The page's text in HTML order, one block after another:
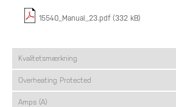
15540_Manual_23.pdf (332 kB)
Kvalitetsmærkning
Overheating Protected
Amps (A)